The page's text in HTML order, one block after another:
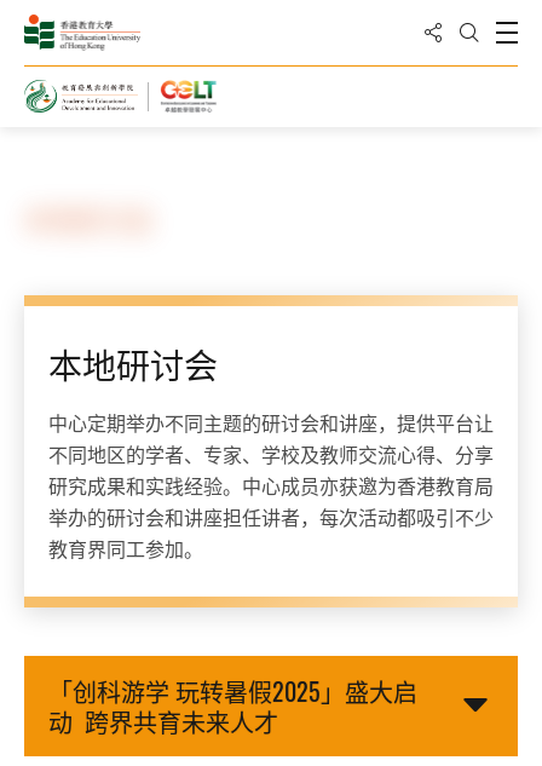
分享到打开搜
打
本地研讨会
中心定期举办不同主题的研讨会和讲座，提供平台让
不同地区的学者、专家、学校及教师交流心得、分享
研究成果和实践经验。中心成员亦获邀为香港教育局
举办的研讨会和讲座担任讲者，每次活动都吸引不少
教育界同工参加。
「创科游学 玩转暑假2025」盛大启
动 跨界共育未来人才